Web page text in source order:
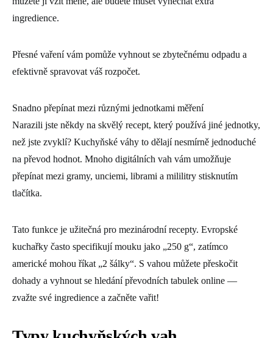
ingredience.
Přesné vaření vám pomůže vyhnout se zbytečnému odpadu a
efektivně spravovat váš rozpočet.
Snadno přepínat mezi různými jednotkami měření
Narazili jste někdy na skvělý recept, který používá jiné jednotky,
než jste zvyklí? Kuchyňské váhy to dělají nesmírně jednoduché
na převod hodnot. Mnoho digitálních vah vám umožňuje
přepínat mezi gramy, unciemi, librami a mililitry stisknutím
tlačítka.
Tato funkce je užitečná pro mezinárodní recepty. Evropské
kuchařky často specifikují mouku jako „250 g“, zatímco
americké mohou říkat „2 šálky“. S vahou můžete přeskočit
dohady a vyhnout se hledání převodních tabulek online ―
zvažte své ingredience a začněte vařit!